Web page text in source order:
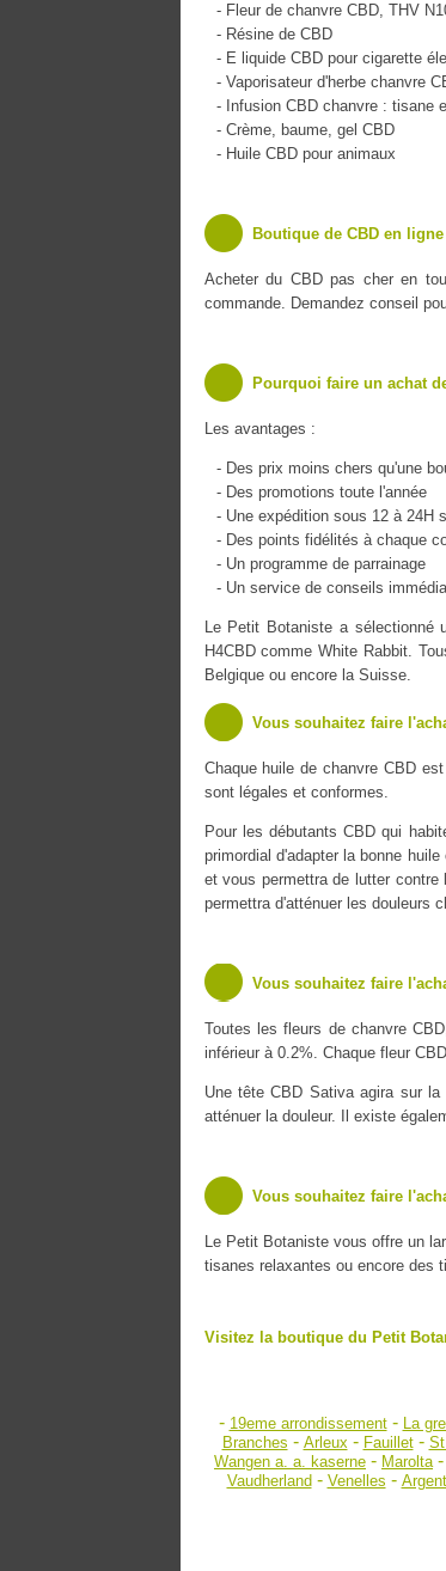
- Fleur de chanvre CBD, THV
- Résine de CBD
- E liquide CBD pour cigarette
- Vaporisateur d'herbe chanvre
- Infusion CBD chanvre : tisane
- Crème, baume, gel CBD
- Huile CBD pour animaux
Boutique de CBD en
Acheter du CBD pas cher en
commande. Demandez conseil
Pourquoi faire un achat
Les avantages :
- Des prix moins chers qu'une
- Des promotions toute l'année
- Une expédition sous 12 à 24H
- Des points fidélités à chaque
- Un programme de parrainage
- Un service de conseils
Le Petit Botaniste a sélectionné
H4CBD comme White Rabbit.
Belgique ou encore la Suisse.
Vous souhaitez faire
Chaque huile de chanvre CBD
sont légales et conformes.
Pour les débutants CBD qui
primordial d'adapter la bonne
et vous permettra de lutter
permettra d'atténuer les douleurs
Vous souhaitez faire
Toutes les fleurs de chanvre
inférieur à 0.2%. Chaque fleur
Une tête CBD Sativa agira sur
atténuer la douleur. Il existe
Vous souhaitez faire
Le Petit Botaniste vous offre un
tisanes relaxantes ou encore des
Visitez la boutique du Petit
- 19eme arrondissement- La
Branches - Arleux - Fauillet-
Wangen a. a. kaserne - Marolta -
Vaudherland- Venelles -